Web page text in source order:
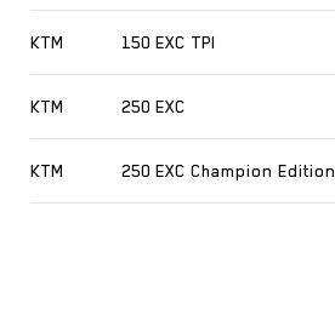
KTM 150 EXC TPI
KTM 250 EXC
KTM 250 EXC Champion Edition